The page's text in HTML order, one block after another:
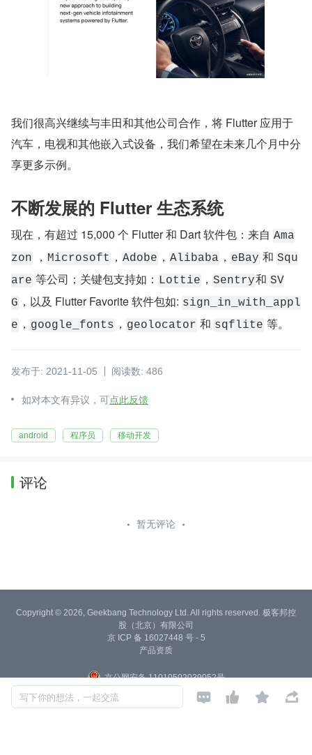
我们很高兴继续与丰田和其他公司合作，将 Flutter 应用于
汽车，电视和其他嵌入式设备，我们希望在未来几个月中分
享更多示例。
不断发展的 Flutter 生态系统
现在，有超过 15,000 个 Flutter 和 Dart 软件包：来自 Ama
zon
， Microsoft ， Adobe ， Alibaba ， eBay 和 Squ
are 等公司；关键包支持如： Lottie ， Sentry和 SV
G ，以及 Flutter Favorite 软件包如: sign_in_with_appl
e ， google_fonts ， geolocator 和 sqflite 等。
发布于: 2021-11-05 阅读数: 486
如对本文有异议，可点此反馈
android 程序员 移动开发
评论
暂无评论
写下你的想法，一起交流    
Copyright © 2026, Geekbang Technology Ltd. All rights reserved. 极客邦控
股（北京）有限公司
京 ICP 备 16027448 号 - 5
产品资质
京公网安备 11010502039052号